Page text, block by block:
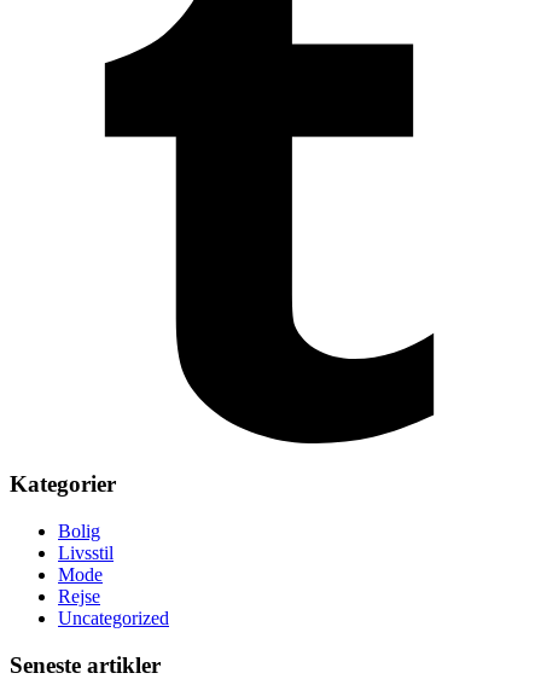
Kategorier
Bolig
Livsstil
Mode
Rejse
Uncategorized
Seneste artikler